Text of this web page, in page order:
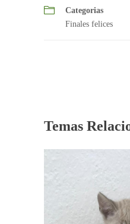
Categorias
Finales felices
Temas